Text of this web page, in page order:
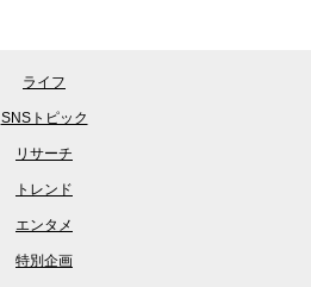
ライフ
SNSトピック
リサーチ
トレンド
エンタメ
特別企画